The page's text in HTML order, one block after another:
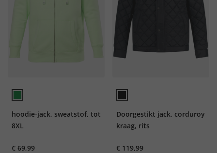
hoodie-jack, sweatstof, tot
8XL
€ 69,99
Doorgestikt jack, corduroy
kraag, rits
€ 119,99